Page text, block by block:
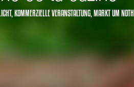
KOMMERZIELLE VERANSTALTUNG, MARKTUM NOTH